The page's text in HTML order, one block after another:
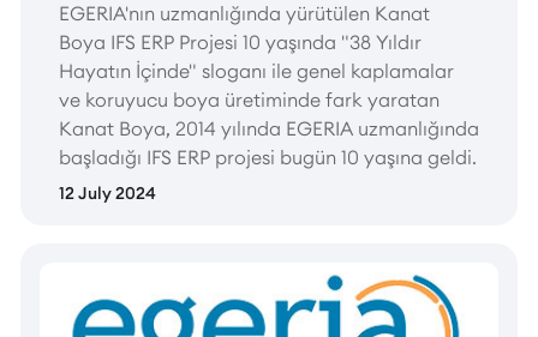
EGERIA'nın uzmanlığında yürütülen Kanat
Boya IFS ERP Projesi 10 yaşında "38 Yıldır
Hayatın İçinde" sloganı ile genel kaplamalar
ve koruyucu boya üretiminde fark yaratan
Kanat Boya, 2014 yılında EGERIA uzmanlığında
başladığı IFS ERP projesi bugün 10 yaşına geldi.
12 July 2024